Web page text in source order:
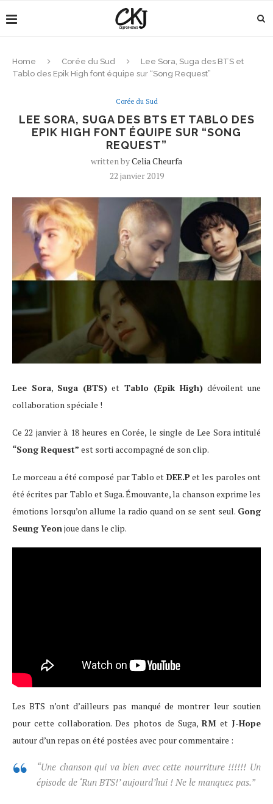
Home Corée du Sud
Lee Sora, Suga des BTS et
Tablo des Epik High font équipe sur “Song Request”
Corée du Sud
LEE SORA, SUGA DES BTS ET TABLO DES
EPIK HIGH FONT ÉQUIPE SUR “SONG
REQUEST”
written byCelia Cheurfa
22 janvier 2019
Lee Sora, Suga (BTS) et Tablo (Epik High)dévoilent une
collaboration spéciale !
Ce 22 janvier à 18 heures en Corée, le single de Lee Sora intitulé
“Song Request” est sorti accompagné de son clip.
Le morceau a été composé par Tablo et DEE.Pet les paroles ont
été écrites par Tablo et Suga. Émouvante, la chanson exprime les
émotions lorsqu’on allume la radio quand on se sent seul. Gong
Seung Yeonjoue dans le clip.
Les BTS n’ont d’ailleurs pas manqué de montrer leur soutien
pour cette collaboration. Des photos de Suga, RM et J-Hope
autour d’un repas on été postées avec pour commentaire :
“Une chanson qui va bien avec cette nourriture !!!!!! Un
épisode de ‘Run BTS!’ aujourd’hui ! Ne le manquez pas.”